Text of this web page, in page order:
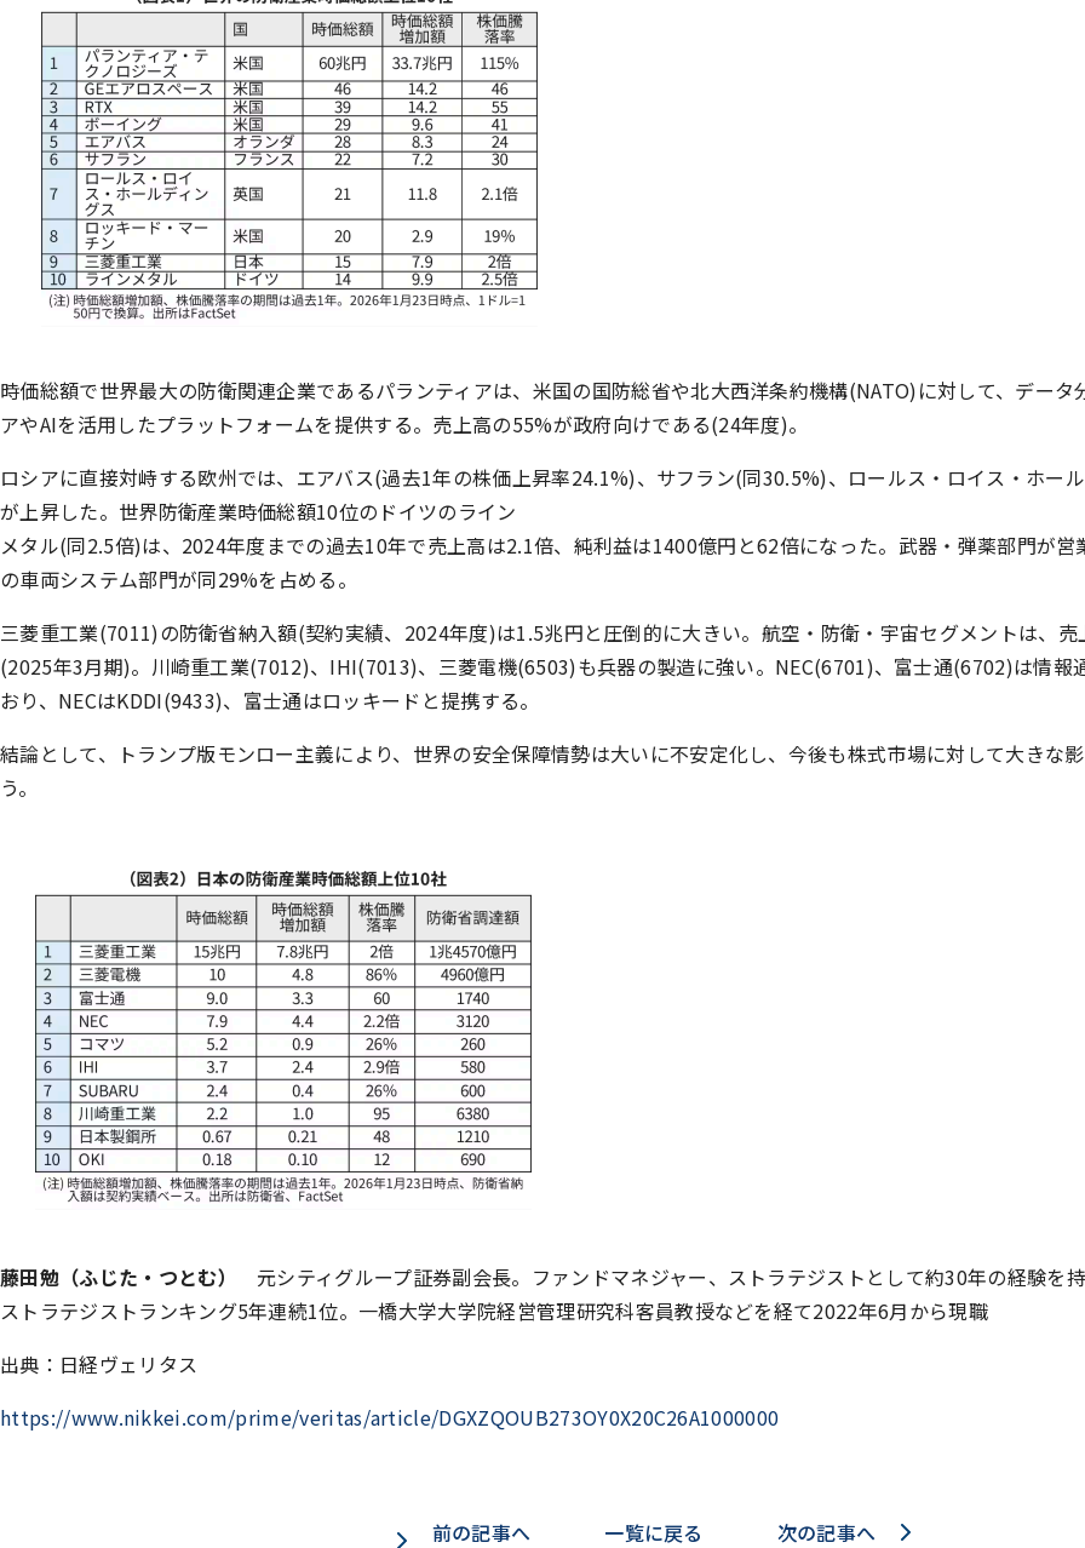
時価総額で世界最大の防衛関連企業であるパランティアは、米国の国防総省や北大西洋条約機構(NATO)に対して、データ
アやAIを活用したプラットフォームを提供する。売上高の55%が政府向けである(24年度)。
ロシアに直接対峙する欧州では、エアバス(過去1年の株価上昇率24.1%)、サフラン(同30.5%)、ロールス・ロイス・ホー
が上昇した。世界防衛産業時価総額10位のドイツのライン
メタル(同2.5倍)は、2024年度までの過去10年で売上高は2.1倍、純利益は1400億円と62倍になった。武器・弾薬部門が
の車両システム部門が同29%を占める。
三菱重工業(7011)の防衛省納入額(契約実績、2024年度)は1.5兆円と圧倒的に大きい。航空・防衛・宇宙セグメントは、
(2025年3月期)。川崎重工業(7012)、IHI(7013)、三菱電機(6503)も兵器の製造に強い。NEC(6701)、富士通(6702)は情報
おり、NECはKDDI(9433)、富士通はロッキードと提携する。
結論として、トランプ版モンロー主義により、世界の安全保障情勢は大いに不安定化し、今後も株式市場に対して大きな
う。
藤田勉（ふじた・つとむ）
元シティグループ証券副会長。ファンドマネジャー、ストラテジストとして約30年の経験を
ストラテジストランキング5年連続1位。一橋大学大学院経営管理研究科客員教授などを経て2022年6月から現職
出典：日経ヴェリタス
https://www.nikkei.com/prime/veritas/article/DGXZQOUB273OY0X20C26A1000000
前の記事へ 次の記事へ
一覧に戻る